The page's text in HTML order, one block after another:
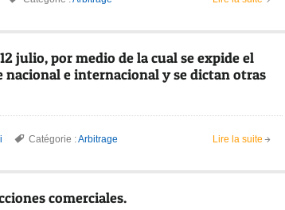
12 julio, por medio de la cual se expide el
e internacional y se dictan otras
Catégorie :Arbitrage Lire la suite
comerciales.